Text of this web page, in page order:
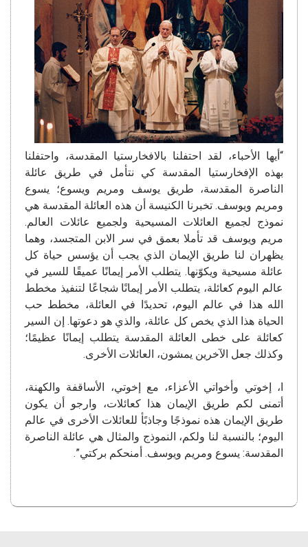
“أيها الأحباء، لقد احتفلنا بالافخارستيا المقدسة، واحتفلنا
بهذه الإفخارستيا المقدسة كي نتأمل في طريق عائلة
الناصرة المقدسة، طريق يوسف ومريم ويسوع؛ يسوع
ومريم ويوسف. تخبرنا الكنيسة أن هذه العائلة المقدسة هي
نموذج لجميع العائلات المسيحية ولجميع عائلات العالم.
مريم ويوسف قد تأملا بعمق في سر الابن المتجسد، وهما
يظهران لنا طريق الإيمان الذي يجب أن يؤسس حياة كل
عائلة مسيحية ويكوّنها. يتطلب الأمر إيمانًا عميقًا للسير في
عالم اليوم كعائلة، يتطلب الأمر إيمانًا شجاعًا لتنفيذ مخطط
الله هذا في عالم اليوم، تحديدًا في العائلة، مخطط حب
الحياة هذا الذي يخص كل عائلة، والذي هو دعوتها. إن السير
كعائلة على خطى العائلة المقدسة يتطلب إيمانًا عظيمًا؛
وكذلك جعل الآخرين يمشون، العائلات الأخرى.
ا، إخوتي وأخواتي الأعزاء، مع إخوتي، الأساقفة والكهنة،
أتمنى لكم طريق الإيمان هذا كعائلات، وارجو أن يكون
طريق الإيمان هذه نموذجًا وجاذبًأ للعائلات الأخرى في عالم
اليوم؛ بالنسبة لنا ولكم، النموذج والمثال هي عائلة الناصرة
المقدسة: يسوع ومريم ويوسف. أمنحكم بركتي”.